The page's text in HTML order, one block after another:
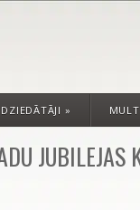
DZIEDĀTĀJI »